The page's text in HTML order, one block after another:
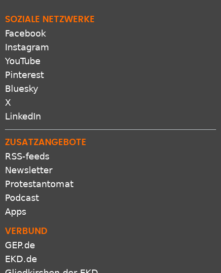
SOZIALE NETZWERKE
Facebook
Instagram
YouTube
Pinterest
Bluesky
X
LinkedIn
ZUSATZANGEBOTE
RSS-feeds
Newsletter
Protestantomat
Podcast
Apps
VERBUND
GEP.de
EKD.de